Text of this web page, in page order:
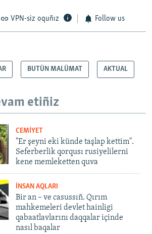
VPN-siz oquñız Follow us
BUTÜN MALÜMAT AKTUAL
etiñiz
CEMİYET
"Er şeyni eki künde taşlap kettim".
Seferberlik qorqusı rusiyelilerni
kene memleketten quva
İNSAN AQLARI
Bir an – ve casussıñ. Qırım
mahkemeleri devlet hainligi
qabaatlavlarını daqqalar içinde
nasıl baqalar